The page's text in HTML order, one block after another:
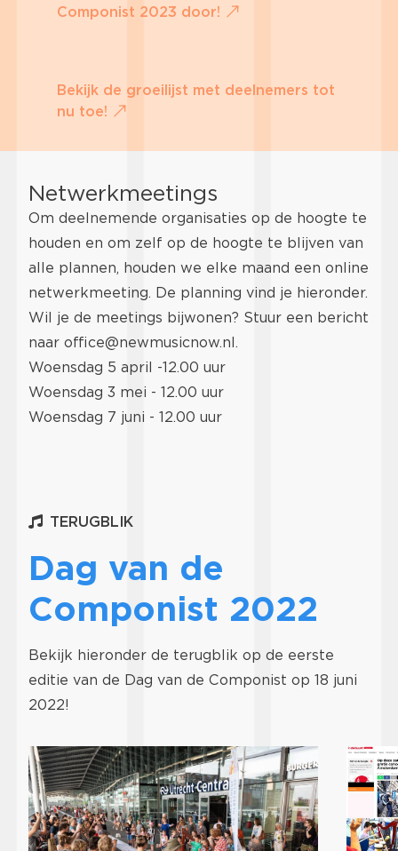
Componist 2023 door!
Bekijk de groeilijst met deelnemers tot
nu toe!
Netwerkmeetings
Om deelnemende organisaties op de hoogte te
houden en om zelf op de hoogte te blijven van
alle plannen, houden we elke maand een online
netwerkmeeting. De planning vind je hieronder.
Wil je de meetings bijwonen? Stuur een bericht
naar office@newmusicnow.nl.
Woensdag 5 april -12.00 uur
Woensdag 3 mei - 12.00 uur
Woensdag 7 juni - 12.00 uur
TERUGBLIK
Dag van de
Componist 2022
Bekijk hieronder de terugblik op de eerste
editie van de Dag van de Componist op 18 juni
2022!